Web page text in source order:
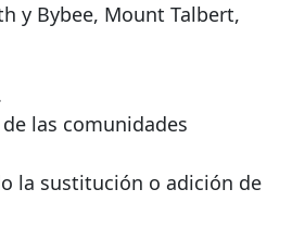
y Bybee, Mount Talbert,
las comunidades
la sustitución o adición de